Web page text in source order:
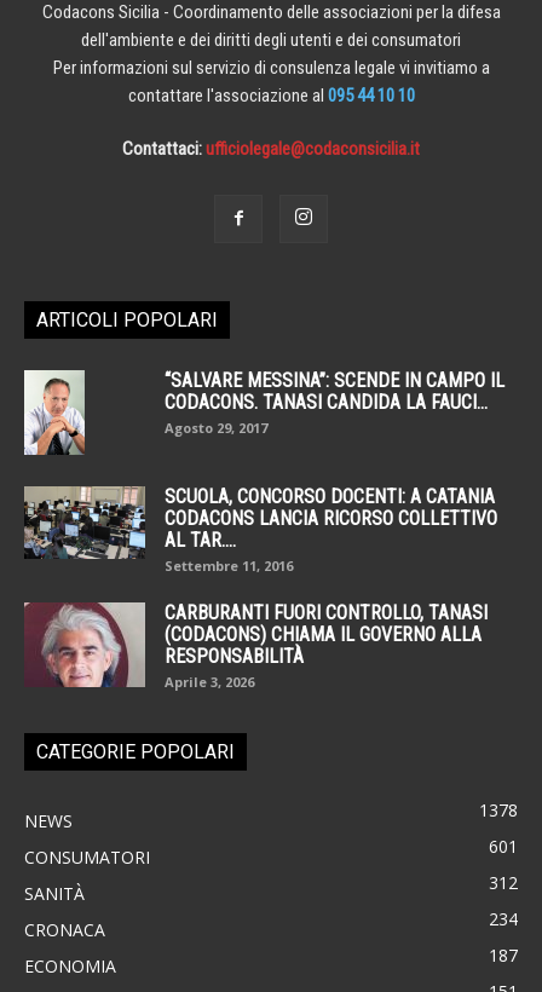
Codacons Sicilia - Coordinamento delle associazioni per la difesa
dell'ambiente e dei diritti degli utenti e dei consumatori
Per informazioni sul servizio di consulenza legale vi invitiamo a
contattare l'associazione al 095 44 10 10
Contattaci:ufficiolegale@codaconsicilia.it
ARTICOLI POPOLARI
“SALVARE MESSINA”: SCENDE IN CAMPO IL
CODACONS. TANASI CANDIDA LA FAUCI...
Agosto 29, 2017
SCUOLA, CONCORSO DOCENTI: A CATANIA
CODACONS LANCIA RICORSO COLLETTIVO
AL TAR....
Settembre 11, 2016
CARBURANTI FUORI CONTROLLO, TANASI
(CODACONS) CHIAMA IL GOVERNO ALLA
RESPONSABILITÀ
Aprile 3, 2026
CATEGORIE POPOLARI
NEWS 1378
CONSUMATORI 601
SANITÀ 312
CRONACA 234
ECONOMIA 187